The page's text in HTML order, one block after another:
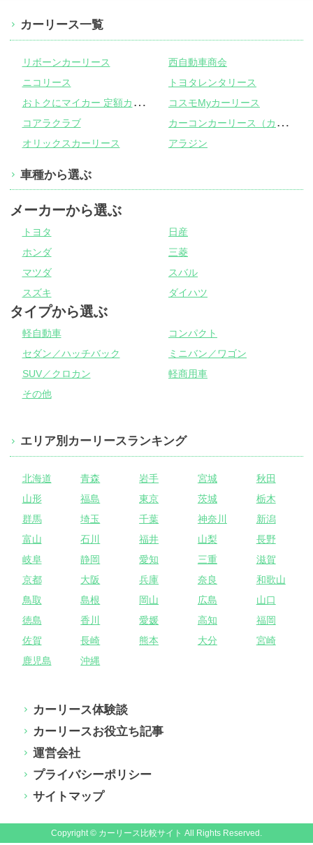
カーリース一覧
リボーンカーリース
西自動車商会
ニコリース
トヨタレンタリース
お
トクにマイカー 定額カルモくん
コスモMyカーリース
コアラクラブ
カ
ーコンカーリース（カーコンビニ倶楽部）
オリックスカーリース アラジン
車種から選ぶ
メーカーから選ぶ
トヨタ
日産
ホンダ
三菱
マツダ
スバル
スズキ
ダイハツ
タイプから選ぶ
軽自動車
コンパクト
セダン／ハッチバック
ミニバン／ワゴン
SUV／クロカン
軽商用車
その他
エリア別カーリースランキング
北海道 青森 岩手 宮城
秋田
山形
福島 東京 茨城
栃木
群馬
埼玉 千葉 神奈川
新潟
富山
石川 福井 山梨
長野
岐阜
静岡 愛知 三重
滋賀
京都
大阪 兵庫 奈良
和歌山
鳥取
島根 岡山 広島
山口
徳島
香川 愛媛 高知
福岡
佐賀
長崎 熊本 大分
宮崎
鹿児島
沖縄
カーリース体験談
カーリースお役立ち記事
運営会社
プライバシーポリシー
サイトマップ
Copyright © カーリース比較サイト All Rights Reserved.